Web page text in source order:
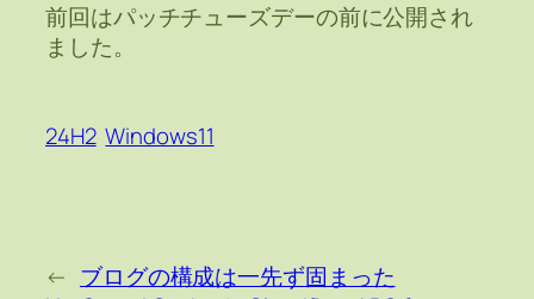
前回はパッチチューズデーの前に公開され
ました。
24H2 Windows11
← ブログの構成は一先ず固まった